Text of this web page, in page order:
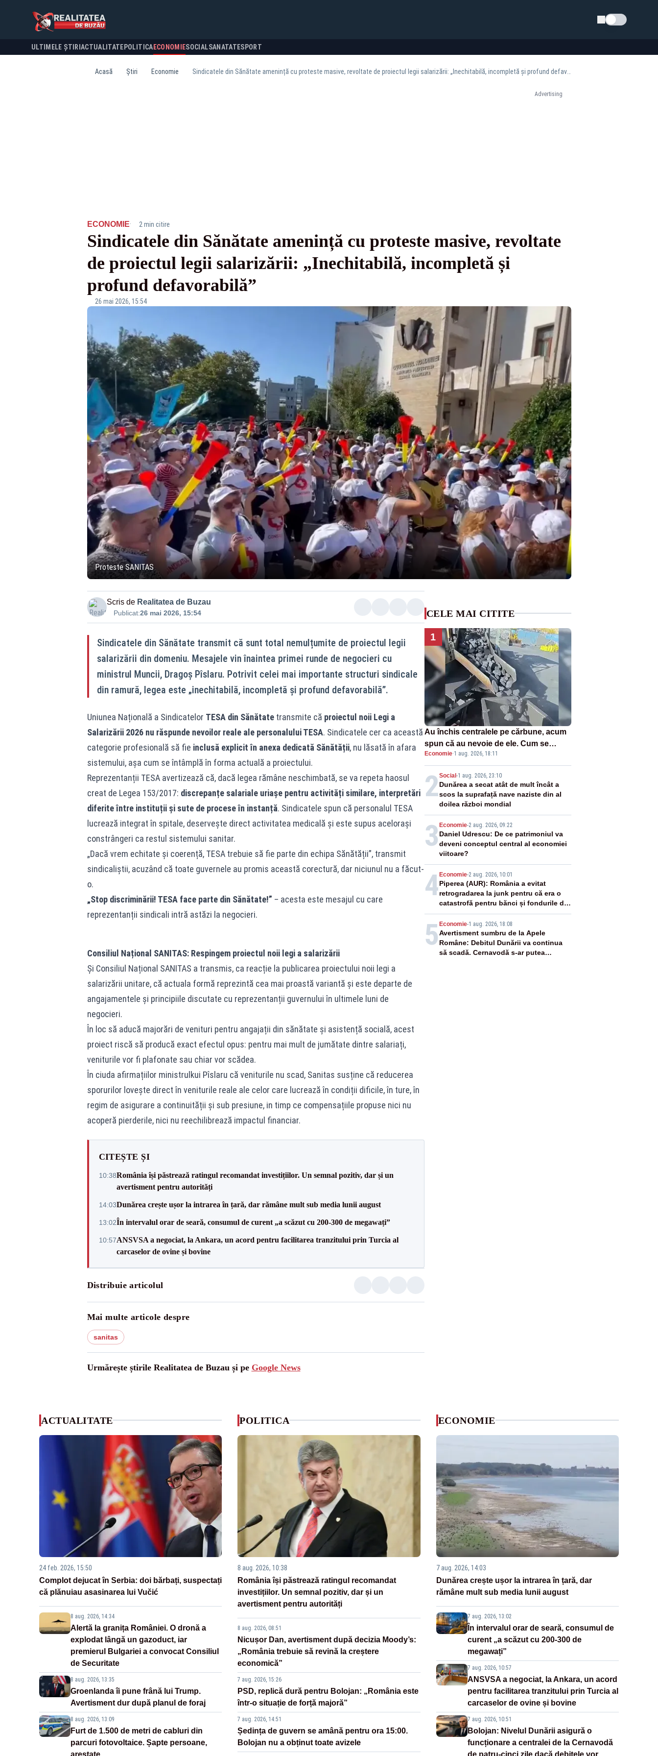
Schimba tema
ULTIMELE ȘTIRI ACTUALITATE POLITICA ECONOMIESOCIALSANATATESPORT
Acasă Știri Economie Sindicatele din Sănătate amenință cu proteste masive, revoltate de proiectul legii salarizării: „Inechitabilă, incompletă și profund defavorabilă”
Advertising
ECONOMIE· 2 min citire
Sindicatele din Sănătate amenință cu proteste masive, revoltate
de proiectul legii salarizării: „Inechitabilă, incompletă și
profund defavorabilă”
26 mai 2026, 15:54
Proteste SANITAS
Scris de Realitatea de Buzau
Publicat:26 mai 2026, 15:54
Sindicatele din Sănătate transmit că sunt total nemulțumite de proiectul legii
salarizării din domeniu. Mesajele vin înaintea primei runde de negocieri cu
ministrul Muncii, Dragoș Pîslaru. Potrivit celei mai importante structuri sindicale
din ramură, legea este „inechitabilă, incompletă și profund defavorabilă”.
Uniunea Națională a Sindicatelor TESA din Sănătatetransmite că proiectul noii Legi a
Salarizării 2026 nu răspunde nevoilor reale ale personalului TESA. Sindicatele cer ca această
categorie profesională să fie inclusă explicit în anexa dedicată Sănătății, nu lăsată în afara
sistemului, așa cum se întâmplă în forma actuală a proiectului.
Reprezentanții TESA avertizează că, dacă legea rămâne neschimbată, se va repeta haosul
creat de Legea 153/2017: discrepanțe salariale uriașe pentru activități similare, interpretări
diferite între instituții și sute de procese în instanță. Sindicatele spun că personalul TESA
lucrează integrat în spitale, deservește direct activitatea medicală și este supus acelorași
constrângeri ca restul sistemului sanitar.
„Dacă vrem echitate și coerență, TESA trebuie să fie parte din echipa Sănătății”, transmit
sindicaliștii, acuzând că toate guvernele au promis această corectură, dar niciunul nu a făcut-
o.
„Stop discriminării! TESA face parte din Sănătate!” – acesta este mesajul cu care
reprezentanții sindicali intră astăzi la negocieri.
Consiliul Național SANITAS: Respingem proiectul noii legi a salarizării
Și Consiliul Național SANITAS a transmis, ca reacție la publicarea proiectului noii legi a
salarizării unitare, că actuala formă reprezintă cea mai proastă variantă și este departe de
angajamentele și principiile discutate cu reprezentanții guvernului în ultimele luni de
negocieri.
În loc să aducă majorări de venituri pentru angajații din sănătate și asistență socială, acest
proiect riscă să producă exact efectul opus: pentru mai mult de jumătate dintre salariați,
veniturile vor fi plafonate sau chiar vor scădea.
În ciuda afirmațiilor ministrulkui Pîslaru că veniturile nu scad, Sanitas susține că reducerea
sporurilor lovește direct în veniturile reale ale celor care lucrează în condiții dificile, în ture, în
regim de asigurare a continuității și sub presiune, in timp ce compensațiile propuse nici nu
acoperă pierderile, nici nu reechilibrează impactul financiar.
CITEȘTE ȘI
10:38România își păstrează ratingul recomandat investițiilor. Un semnal pozitiv, dar și un
avertisment pentru autorități
14:03Dunărea crește ușor la intrarea în țară, dar rămâne mult sub media lunii august
13:02În intervalul orar de seară, consumul de curent „a scăzut cu 200-300 de megawați”
10:57ANSVSA a negociat, la Ankara, un acord pentru facilitarea tranzitului prin Turcia al
carcaselor de ovine și bovine
Distribuie articolul
Mai multe articole despre
sanitas
Urmărește știrile Realitatea de Buzau și pe Google News
CELE MAI CITITE
1
Au închis centralele pe cărbune, acum
spun că au nevoie de ele. Cum se
pasează vina în plină criză energetică
Economie·1 aug. 2026, 18:11
2Social-1 aug. 2026, 23:10
Dunărea a secat atât de mult încât a
scos la suprafață nave naziste din al
doilea război mondial
3 Economie-2 aug. 2026, 09:22
Daniel Udrescu: De ce patrimoniul va
deveni conceptul central al economiei
viitoare?
4Economie-2 aug. 2026, 10:01
Piperea (AUR): România a evitat
retrogradarea la junk pentru că era o
catastrofă pentru bănci și fondurile de
pensii
5 Economie-1 aug. 2026, 18:08
Avertisment sumbru de la Apele
Române: Debitul Dunării va continua
să scadă. Cernavodă s-ar putea
ACTUALITATE
24 feb. 2026, 15:50
Complot dejucat în Serbia: doi bărbați, suspectați
că plănuiau asasinarea lui Vučić
8 aug. 2026, 14:34
Alertă la granița României. O dronă a
explodat lângă un gazoduct, iar
premierul Bulgariei a convocat Consiliul
de Securitate
8 aug. 2026, 13:35
Groenlanda îi pune frână lui Trump.
Avertisment dur după planul de foraj
8 aug. 2026, 13:09
Furt de 1.500 de metri de cabluri din
parcuri fotovoltaice. Șapte persoane,
arestate
POLITICA
8 aug. 2026, 10:38
România își păstrează ratingul recomandat
investițiilor. Un semnal pozitiv, dar și un
avertisment pentru autorități
8 aug. 2026, 08:51
Nicușor Dan, avertisment după decizia Moody’s:
„România trebuie să revină la creștere
economică”
7 aug. 2026, 15:26
PSD, replică dură pentru Bolojan: „România este
într-o situație de forță majoră”
7 aug. 2026, 14:51
Ședința de guvern se amână pentru ora 15:00.
Bolojan nu a obținut toate avizele
ECONOMIE
7 aug. 2026, 14:03
Dunărea crește ușor la intrarea în țară, dar
rămâne mult sub media lunii august
7 aug. 2026, 13:02
În intervalul orar de seară, consumul de
curent „a scăzut cu 200-300 de
megawați”
7 aug. 2026, 10:57
ANSVSA a negociat, la Ankara, un acord
pentru facilitarea tranzitului prin Turcia al
carcaselor de ovine și bovine
7 aug. 2026, 10:51
Bolojan: Nivelul Dunării asigură o
funcționare a centralei de la Cernavodă
de patru-cinci zile dacă debitele vor